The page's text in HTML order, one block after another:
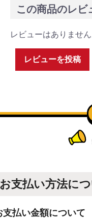
この商品のレビ
レビューはありません
レビューを投稿
お支払い方法に
支払い金額について